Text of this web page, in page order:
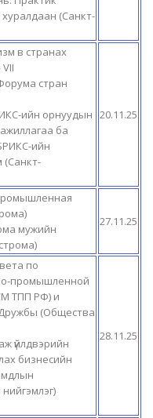
хуралдаан (Санкт-
в странах
стран
ийн орнуудын
ба
ийн
(Санкт-
20.11.25
мужийн
27.11.25
по
промышленной
ТПП РФ) и
(Общества
үйлдвэрийн
бизнесийн
28.11.25